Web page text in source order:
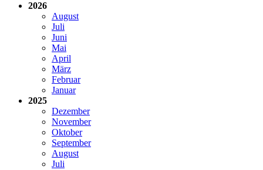
2026
August
Juli
Juni
Mai
April
März
Februar
Januar
2025
Dezember
November
Oktober
September
August
Juli